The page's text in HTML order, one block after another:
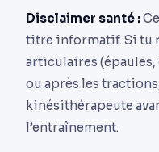
Disclaimer santé :
titre informatif. Si tu
articulaires
ou après les
kinésithérapeute
l’entraînement.